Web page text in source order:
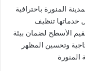
المنورة باحترافية
تنظيف
الأسطح لضمان بيئة
وتحسين المظهر
المنورة